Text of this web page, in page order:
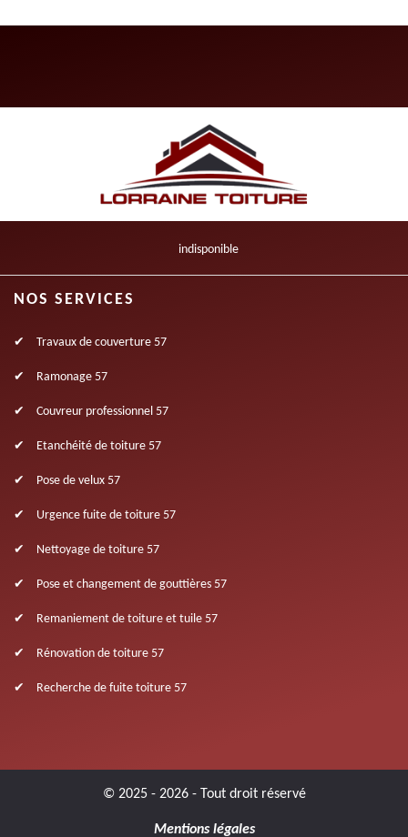
indisponible
NOS SERVICES
Travaux de couverture 57
Ramonage 57
Couvreur professionnel 57
Etanchéité de toiture 57
Pose de velux 57
Urgence fuite de toiture 57
Nettoyage de toiture 57
Pose et changement de gouttières 57
Remaniement de toiture et tuile 57
Rénovation de toiture 57
Recherche de fuite toiture 57
© 2025 - 2026 - Tout droit réservé
Mentions légales